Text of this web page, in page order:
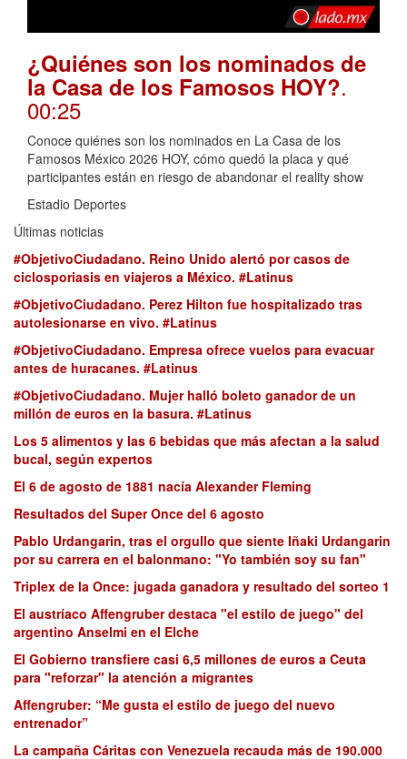
¿Quiénes son los nominados de
la Casa de los Famosos HOY?.
00:25
Conoce quiénes son los nominados en La Casa de los
Famosos México 2026 HOY, cómo quedó la placa y qué
participantes están en riesgo de abandonar el reality show
Estadio Deportes
Últimas noticias
#ObjetivoCiudadano. Reino Unido alertó por casos de
ciclosporiasis en viajeros a México. #Latinus
#ObjetivoCiudadano. Perez Hilton fue hospitalizado tras
autolesionarse en vivo. #Latinus
#ObjetivoCiudadano. Empresa ofrece vuelos para evacuar
antes de huracanes. #Latinus
#ObjetivoCiudadano. Mujer halló boleto ganador de un
millón de euros en la basura. #Latinus
Los 5 alimentos y las 6 bebidas que más afectan a la salud
bucal, según expertos
El 6 de agosto de 1881 nacía Alexander Fleming
Resultados del Super Once del 6 agosto
Pablo Urdangarin, tras el orgullo que siente Iñaki Urdangarin
por su carrera en el balonmano: "Yo también soy su fan"
Triplex de la Once: jugada ganadora y resultado del sorteo 1
El austríaco Affengruber destaca "el estilo de juego" del
argentino Anselmi en el Elche
El Gobierno transfiere casi 6,5 millones de euros a Ceuta
para "reforzar" la atención a migrantes
Affengruber: “Me gusta el estilo de juego del nuevo
entrenador”
La campaña Cáritas con Venezuela recauda más de 190.000